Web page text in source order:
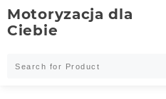
Skip
to
content
Motoryzacja dla
Ciebie